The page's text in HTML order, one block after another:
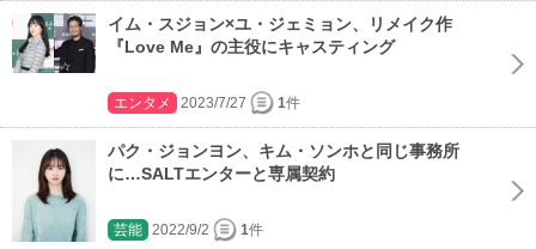
イム・スジョン×ユ・ジェミョン、リメイク作
『Love Me』の主役にキャスティング
エンタメ 2023/7/27 1件
パク・ジョンヨン、キム・ソンホと同じ事務所
に…SALTエンターと専属契約
芸能 2022/9/2 1件